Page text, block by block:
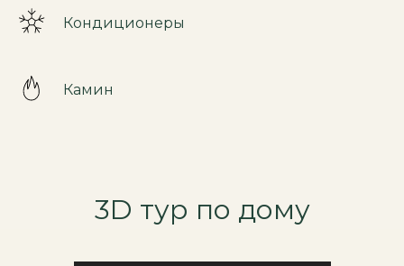
Кондиционеры
Камин
3D тур по дому